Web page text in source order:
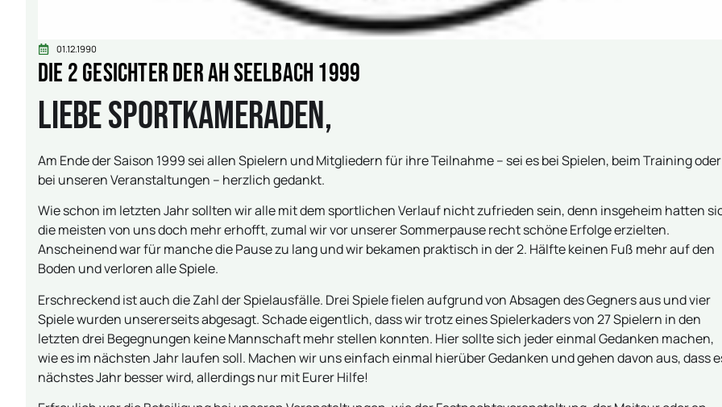
01.12.1990
Die 2 Gesichter der AH Seelbach 1999
Liebe Sportkameraden,
Am Ende der Saison 1999 sei allen Spielern und Mitgliedern für ihre Teilnahme – sei es bei Spielen, beim Training oder
bei unseren Veranstaltungen – herzlich gedankt.
Wie schon im letzten Jahr sollten wir alle mit dem sportlichen Verlauf nicht zufrieden sein, denn insgeheim hatten
die meisten von uns doch mehr erhofft, zumal wir vor unserer Sommerpause recht schöne Erfolge erzielten.
Anscheinend war für manche die Pause zu lang und wir bekamen praktisch in der 2. Hälfte keinen Fuß mehr auf den
Boden und verloren alle Spiele.
Erschreckend ist auch die Zahl der Spielausfälle. Drei Spiele fielen aufgrund von Absagen des Gegners aus und vier
Spiele wurden unsererseits abgesagt. Schade eigentlich, dass wir trotz eines Spielerkaders von 27 Spielern in den
letzten drei Begegnungen keine Mannschaft mehr stellen konnten. Hier sollte sich jeder einmal Gedanken machen,
wie es im nächsten Jahr laufen soll. Machen wir uns einfach einmal hierüber Gedanken und gehen davon aus, dass
nächstes Jahr besser wird, allerdings nur mit Eurer Hilfe!